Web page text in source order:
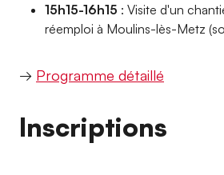
15h15-16h15 : Visite d'un
réemploi à Moulins-lès-Metz
→ Programme détaillé
Inscriptions